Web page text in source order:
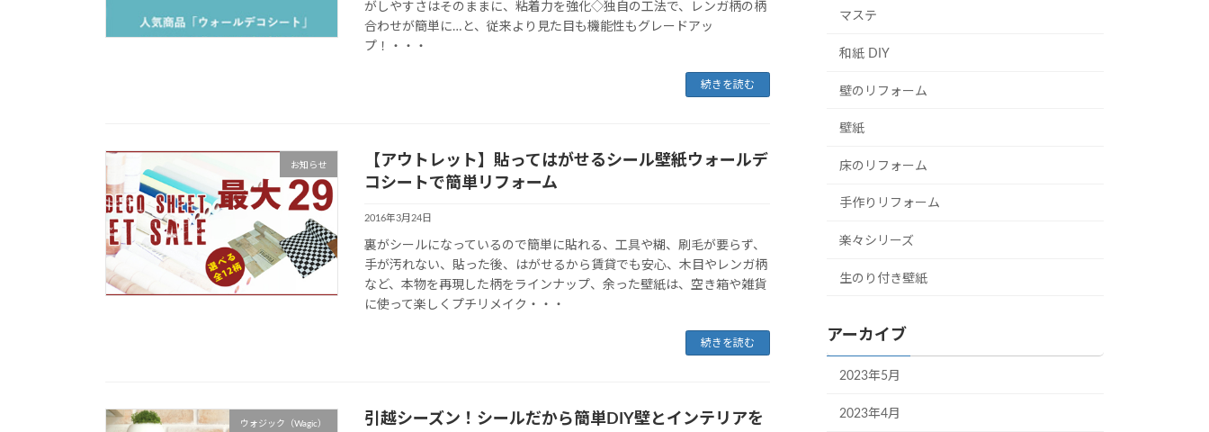
がしやすさはそのままに、粘着力を強化◇独自の工法で、レンガ柄の柄
合わせが簡単に…と、従来より見た目も機能性もグレードアッ
プ！・・・
続きを読む
お知らせ
【アウトレット】貼ってはがせるシール壁紙ウォールデ
コシートで簡単リフォーム
2016年3月24日
裏がシールになっているので簡単に貼れる、工具や糊、刷毛が要らず、
手が汚れない、貼った後、はがせるから賃貸でも安心、木目やレンガ柄
など、本物を再現した柄をラインナップ、余った壁紙は、空き箱や雑貨
に使って楽しくプチリメイク・・・
続きを読む
ウォジック（Wagic）
引越シーズン！シールだから簡単DIY壁とインテリアを
マステ
和紙 DIY
壁のリフォーム
壁紙
床のリフォーム
手作りリフォーム
楽々シリーズ
生のり付き壁紙
アーカイブ
2023年5月
2023年4月